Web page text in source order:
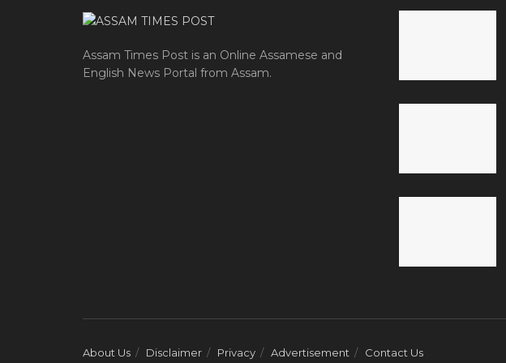
Assam Times Post is an Online Assamese and
English News Portal from Assam.
About Us Disclaimer Privacy Advertisement Contact Us